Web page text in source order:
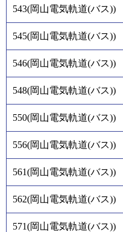
543(岡山電気軌道(バス))
545(岡山電気軌道(バス))
546(岡山電気軌道(バス))
548(岡山電気軌道(バス))
550(岡山電気軌道(バス))
556(岡山電気軌道(バス))
561(岡山電気軌道(バス))
562(岡山電気軌道(バス))
571(岡山電気軌道(バス))